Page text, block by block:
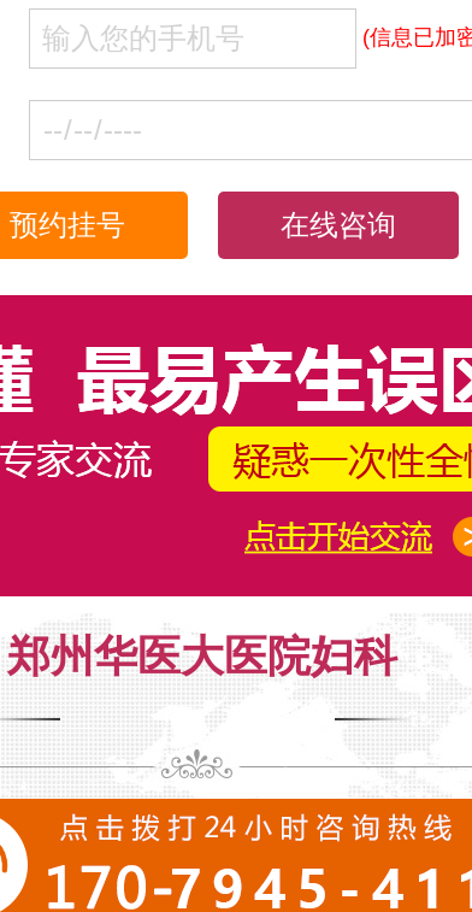
(信息已加
在线咨询
郑州华医大医院妇科